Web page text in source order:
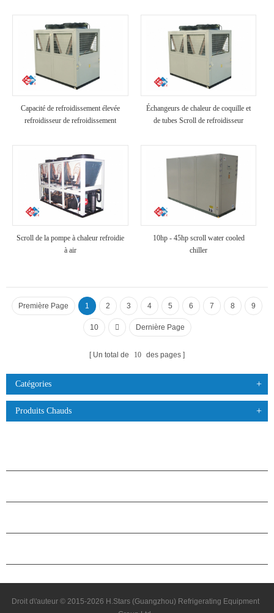
Capacité de refroidissement élevée
refroidisseur de refroidissement
Échangeurs de chaleur de coquille et
de tubes Scroll de refroidisseur
Scroll de la pompe à chaleur refroidie
à air
10hp - 45hp scroll water cooled
chiller
Première Page 1 2 3 4 5 6 7 8 9
10 Dernière Page
Un total de 10 des pages
Catégories
Produits Chauds
Droit d\'auteur © 2015-2026 H.Stars (Guangzhou) Refrigerating Equipment